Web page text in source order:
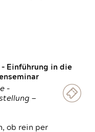
- Einführung in die
-
—
ob rein per